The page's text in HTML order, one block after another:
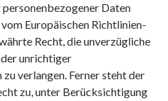
Daten
Europäischen Richtlinien-
Recht, die unverzügliche
unrichtiger
verlangen. Ferner steht der
zu, unter Berücksichtigung